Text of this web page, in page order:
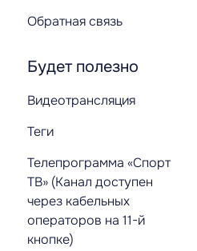
Обратная связь
Будет полезно
Видеотрансляция
Теги
Телепрограмма «Спорт
ТВ» (Канал доступен
через кабельных
операторов на 11-й
кнопке)